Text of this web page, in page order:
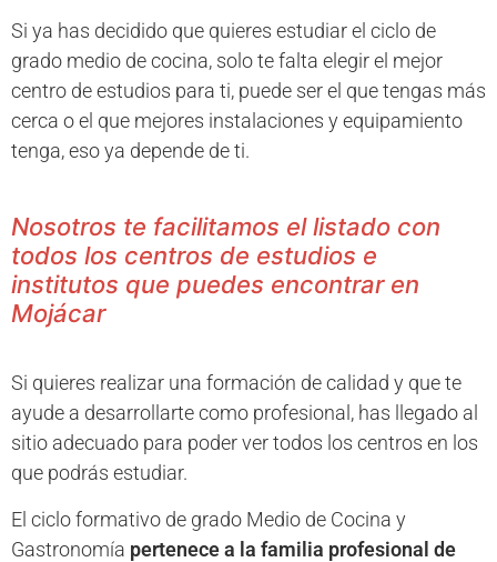
Si ya has decidido que quieres estudiar el ciclo de
grado medio de cocina, solo te falta elegir el mejor
centro de estudios para ti, puede ser el que tengas más
cerca o el que mejores instalaciones y equipamiento
tenga, eso ya depende de ti.
Nosotros te facilitamos el listado con
todos los centros de estudios e
institutos que puedes encontrar en
Mojácar
Si quieres realizar una formación de calidad y que te
ayude a desarrollarte como profesional, has llegado al
sitio adecuado para poder ver todos los centros en los
que podrás estudiar.
El ciclo formativo de grado Medio de Cocina y
Gastronomía pertenece a la familia profesional de